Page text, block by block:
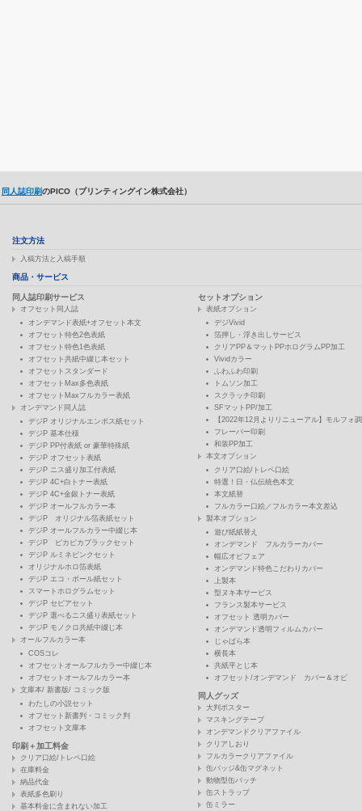
同人誌印刷のPICO（プリンティングイン株式会社）
注文方法
入稿方法と入稿手順
商品・サービス
同人誌印刷サービス
オフセット同人誌
オンデマンド表紙+オフセット本文
オフセット特色2色表紙
オフセット特色1色表紙
オフセット共紙中綴じ本セット
オフセットスタンダード
オフセットMax多色表紙
オフセットMaxフルカラー表紙
オンデマンド同人誌
デジP オリジナルエンボス紙セット
デジP 基本仕様
デジP PP付表紙 or 豪華特殊紙
デジP オフセット表紙
デジP ニス盛り加工付表紙
デジP 4C+白トナー表紙
デジP 4C+金銀トナー表紙
デジP オールフルカラー本
デジP オリジナル箔表紙セット
デジP オールフルカラー中綴じ本
デジP ピカピカブラックセット
デジP ルミネピンクセット
オリジナルホロ箔表紙
デジP エコ・ボール紙セット
スマートホログラムセット
デジP セピアセット
デジP 選べるニス盛り表紙セット
デジP モノクロ共紙中綴じ本
オールフルカラー本
COSコレ
オフセットオールフルカラー中綴じ本
オフセットオールフルカラー本
文庫本/ 新書版/ コミック版
わたしの小説セット
オフセット新書判・コミック判
オフセット文庫本
印刷＋加工料金
クリア口絵/トレペ口絵
在庫料金
納品代金
表紙多色刷り
基本料金に含まれない加工
セットオプション
表紙オプション
デジVivid
箔押し・浮き出しサービス
クリアPP＆マットPPホログラムPP加工
Vividカラー
ふわふわ印刷
トムソン加工
スクラッチ印刷
SFマットPP/加工
【2022年12月よりリニューアル】モルフォ
フレーバー印刷
和装PP加工
本文オプション
クリア口絵/トレペ口絵
特選！日・仏伝統色本文
本文紙替
フルカラー口絵／フルカラー本文差込
製本オプション
遊び紙紙替え
オンデマンド フルカラーカバー
幅広オビフェア
オンデマンド特色こだわりカバー
上製本
型ヌキ本サービス
フランス製本サービス
オフセット 透明カバー
オンデマンド透明フィルムカバー
じゃばら本
横長本
共紙平とじ本
オフセット/オンデマンド カバー＆オビ
同人グッズ
大判ポスター
マスキングテープ
オンデマンドクリアファイル
クリアしおり
フルカラークリアファイル
缶バッジ&缶マグネット
動物型缶バッチ
缶ストラップ
缶ミラー